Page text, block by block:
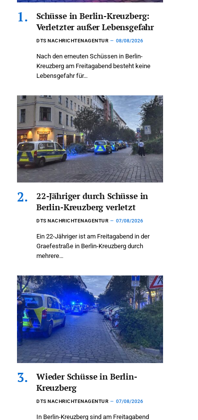
Schüsse in Berlin-Kreuzberg:
Verletzter außer Lebensgefahr
DTS NACHRICHTENAGENTUR 08/08/2026
Nach den erneuten Schüssen in Berlin-
Kreuzberg am Freitagabend besteht keine
Lebensgefahr für…
22-Jähriger durch Schüsse in
Berlin-Kreuzberg verletzt
DTS NACHRICHTENAGENTUR 07/08/2026
Ein 22-Jähriger ist am Freitagabend in der
Graefestraße in Berlin-Kreuzberg durch
mehrere…
Wieder Schüsse in Berlin-
Kreuzberg
DTS NACHRICHTENAGENTUR 07/08/2026
In Berlin-Kreuzberg sind am Freitagabend